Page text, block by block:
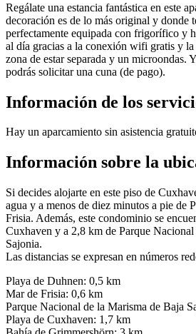
Regálate una estancia fantástica en este
decoración es de lo más original y donde
perfectamente equipada con frigorífico y
al día gracias a la conexión wifi gratis y
zona de estar separada y un microondas.
podrás solicitar una cuna (de pago).
Información de los
Hay un aparcamiento sin asistencia
Información sobre la
Si decides alojarte en este piso de
agua y a menos de diez minutos a pie de
Frisia. Además, este condominio se
Cuxhaven y a 2,8 km de Parque
Sajonia.
Las distancias se expresan en números
Playa de Duhnen: 0,5 km
Mar de Frisia: 0,6 km
Parque Nacional de la Marisma de Baja
Playa de Cuxhaven: 1,7 km